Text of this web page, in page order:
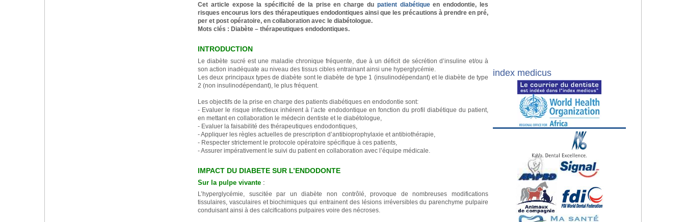
Cet article expose la spécificité de la prise en charge du patient diabétiqueen endodontie, les
risques encourus lors des thérapeutiques endodontiques ainsi que les précautions à prendre en pré,
per et post opératoire, en collaboration avec le diabétologue.
Mots clés : Diabète – thérapeutiques endodontiques.
INTRODUCTION
Le diabète sucré est une maladie chronique fréquente, due à un déficit de sécrétion d’insuline et/ou à
son action inadéquate au niveau des tissus cibles entrainant ainsi une hyperglycémie.
Les deux principaux types de diabète sont le diabète de type 1 (insulinodépendant) et le diabète de type
2 (non insulinodépendant), le plus fréquent.
Les objectifs de la prise en charge des patients diabétiques en endodontie sont:
- Evaluer le risque infectieux inhérent à l’acte endodontique en fonction du profil diabétique du patient,
en mettant en collaboration le médecin dentiste et le diabétologue,
- Evaluer la faisabilité des thérapeutiques endodontiques,
- Appliquer les règles actuelles de prescription d’antibioprophylaxie et antibiothérapie,
- Respecter strictement le protocole opératoire spécifique à ces patients,
- Assurer impérativement le suivi du patient en collaboration avec l’équipe médicale.
IMPACT DU DIABETE SUR L’ENDODONTE
Sur la pulpe vivante :
L’hyperglycémie, suscitée par un diabète non contrôlé, provoque de nombreuses modifications
tissulaires, vasculaires et biochimiques qui entrainent des lésions irréversibles du parenchyme pulpaire
conduisant ainsi à des calcifications pulpaires voire des nécroses.
index medicus